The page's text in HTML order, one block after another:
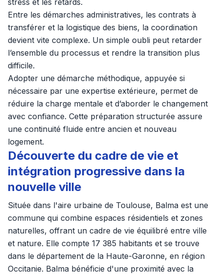
stress et les retards.
Entre les démarches administratives, les contrats à
transférer et la logistique des biens, la coordination
devient vite complexe. Un simple oubli peut retarder
l’ensemble du processus et rendre la transition plus
difficile.
Adopter une démarche méthodique, appuyée si
nécessaire par une expertise extérieure, permet de
réduire la charge mentale et d’aborder le changement
avec confiance. Cette préparation structurée assure
une continuité fluide entre ancien et nouveau
logement.
Découverte du cadre de vie et
intégration progressive dans la
nouvelle ville
Située dans l'aire urbaine de Toulouse, Balma est une
commune qui combine espaces résidentiels et zones
naturelles, offrant un cadre de vie équilibré entre ville
et nature. Elle compte 17 385 habitants et se trouve
dans le département de la Haute-Garonne, en région
Occitanie. Balma bénéficie d'une proximité avec la